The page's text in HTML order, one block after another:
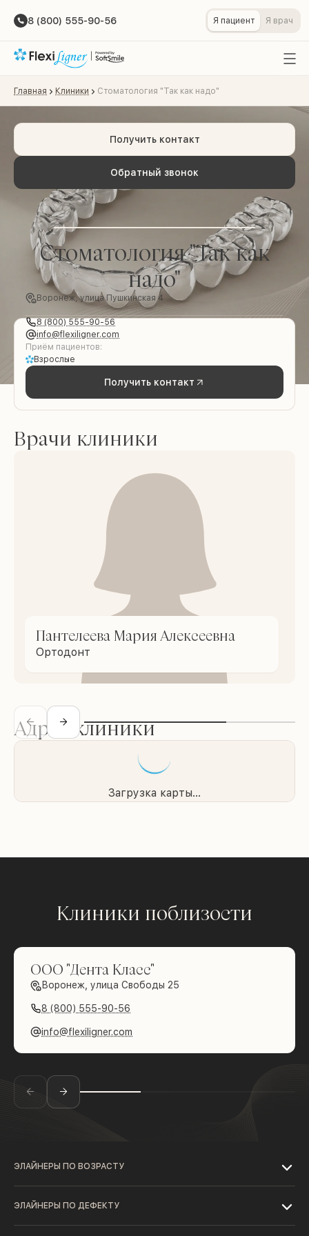
8 (800) 555-90-56 Я пациент Я врач
Главная Клиники Стоматология "Так как надо"
Обратный звонок
Получить контакт
Стоматология "Так как
надо"
Воронеж, улица Пушкинская 4
8 (800) 555-90-56
info@flexiligner.com
Приём пациентов:
Взрослые
Получить контакт
Врачи клиники
Пантелеева Мария Алексеевна
Ортодонт
Адрес клиники
Загрузка карты...
Клиники поблизости
ООО "Дента Класс"
Воронеж, улица Свободы 25
8 (800) 555-90-56
info@flexiligner.com
ЭЛАЙНЕРЫ ПО ВОЗРАСТУ
ЭЛАЙНЕРЫ ПО ДЕФЕКТУ